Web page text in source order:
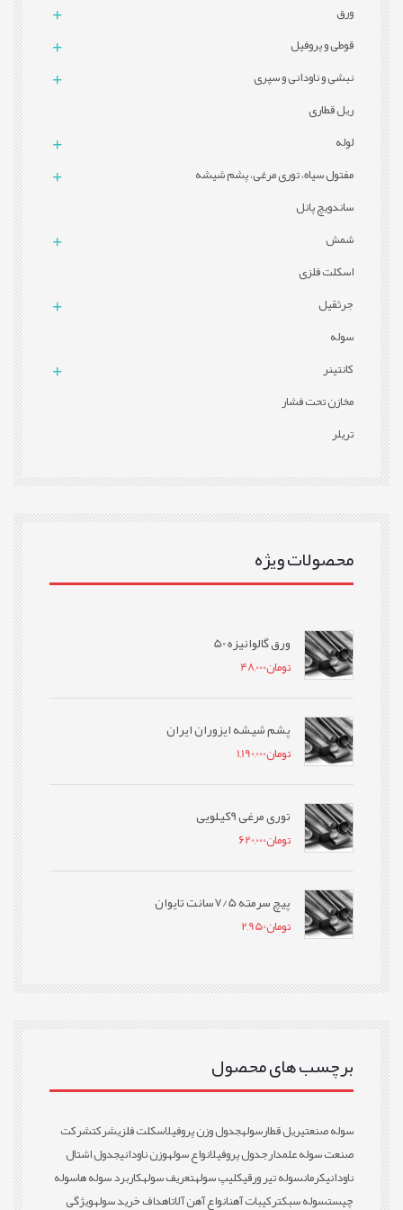
ورق
قوطی و پروفيل
نبشی و ناودانی و سپری
ریل قطاری
لوله
مفتول سیاه، توری مرغی، پشم شیشه
ساندویچ پانل
شمش
اسکلت فلزی
جرثقیل
سوله
کانتینر
مخازن تحت فشار
تریلر
محصولات ویژه
ورق گالوانیزه 50
تومان48,000
پشم شیشه ایزوران ایران
تومان1,190,000
توری مرغی 9کیلویی
تومان620,000
پیچ سرمته 7/5سانت تایوان
تومان2,950
برچسب های محصول
سوله صنعتیریل قطارسولهجدول وزن پروفیلاسکلت فلزیشرکتشرکت
صنعت سوله علمدارجدول پروفیلانواع سولهوزن ناودانیجدول اشتال
ناودانیکرمانسوله تیر ورقیکلیپ سولهتعریف سولهکاربرد سوله هاسوله
چیستسوله سبکترکیبات آهنانواع آهن آلاتاهداف خرید سولهویژگی